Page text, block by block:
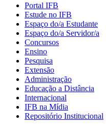
Portal IFB
Estude no IFB
Espaço do/a Estudante
Espaço do/a Servidor/a
Concursos
Ensino
Pesquisa
Extensão
Administração
Educação a Distância
Internacional
IFB na Mídia
Repositório Institucional